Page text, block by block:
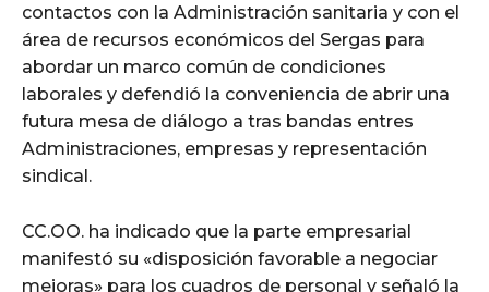
contactos con la Administración sanitaria y con el
área de recursos económicos del Sergas para
abordar un marco común de condiciones
laborales y defendió la conveniencia de abrir una
futura mesa de diálogo a tras bandas entres
Administraciones, empresas y representación
sindical.
CC.OO. ha indicado que la parte empresarial
manifestó su «disposición favorable a negociar
mejoras» para los cuadros de personal y señaló la